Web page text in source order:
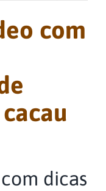
com
dicas